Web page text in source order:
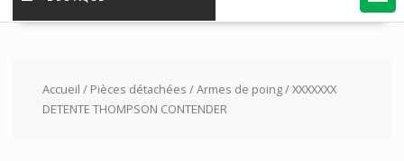
Accueil / Pièces détachées /Armes de poing/ XXXXXXX
DETENTE THOMPSON CONTENDER